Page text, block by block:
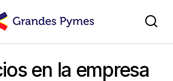
en la empresa